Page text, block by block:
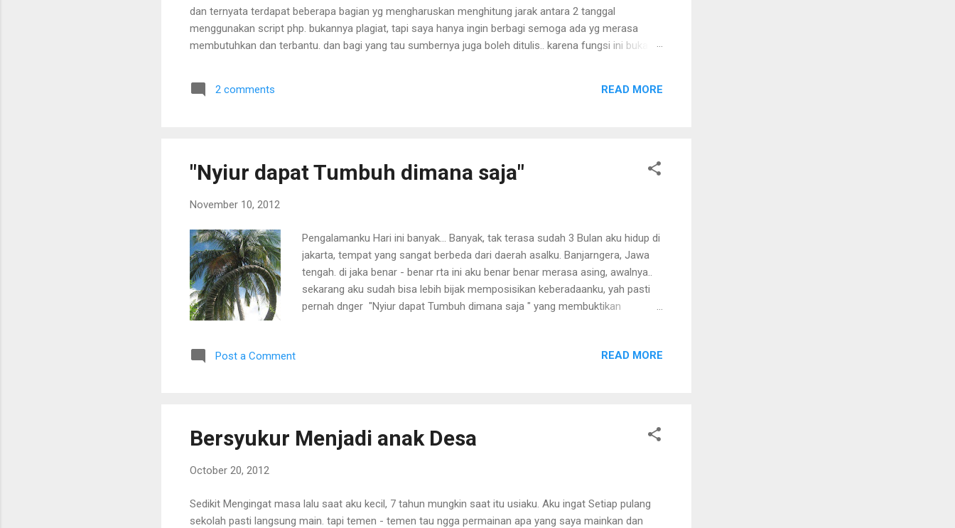
dan ternyata terdapat beberapa bagian yg mengharuskan menghitung jarak antara 2 tanggal
menggunakan script php. bukannya plagiat, tapi saya hanya ingin berbagi semoga ada yg merasa
membutuhkan dan terbantu. dan bagi yang tau sumbernya juga boleh ditulis.. karena fungsi ini bukan
temen lagi baca udah ga sabar : <?php // Set timezone date_default_timezone_set("UTC"); //
Time format is UNIX timestamp or // PHP strtotime compatible strings function dateDiff($time1,
2 comments READ MORE
"Nyiur dapat Tumbuh dimana saja"
November 10, 2012
Pengalamanku Hari ini banyak... Banyak, tak terasa sudah 3 Bulan aku hidup di
jakarta, tempat yang sangat berbeda dari daerah asalku. Banjarngera, Jawa
tengah. di jaka benar - benar rta ini aku benar benar merasa asing, awalnya..
sekarang aku sudah bisa lebih bijak memposisikan keberadaanku, yah pasti
pernah dnger "Nyiur dapat Tumbuh dimana saja " yang membuktikan
waaktunya selalu bergantung pada orang lain, yakin dan pasti kita butuh orang
pikirkan saat memasukinya. sudah berkali - kali masuk ke beberapa tempat
Post a Comment READ MORE
Bersyukur Menjadi anak Desa
October 20, 2012
Sedikit Mengingat masa lalu saat aku kecil, 7 tahun mungkin saat itu usiaku. Aku ingat Setiap pulang
sekolah pasti langsung main. tapi temen - temen tau ngga permainan apa yang saya mainkan dan